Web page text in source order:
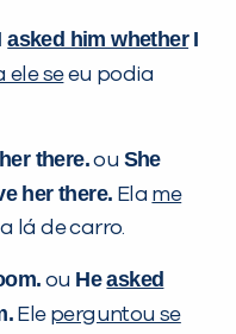
asked him whetherI
ele seeu podia
there.ou She
her there. Ela me
lá de carro.
ou Heasked
Ele perguntou se